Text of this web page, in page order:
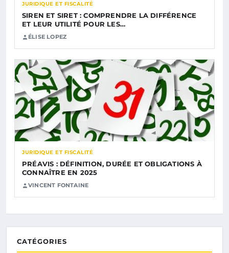
JURIDIQUE ET FISCALITÉ
SIREN ET SIRET : COMPRENDRE LA DIFFÉRENCE
ET LEUR UTILITÉ POUR LES…
ÉLISE LOPEZ
JURIDIQUE ET FISCALITÉ
PRÉAVIS : DÉFINITION, DURÉE ET OBLIGATIONS À
CONNAÎTRE EN 2025
VINCENT FONTAINE
CATÉGORIES